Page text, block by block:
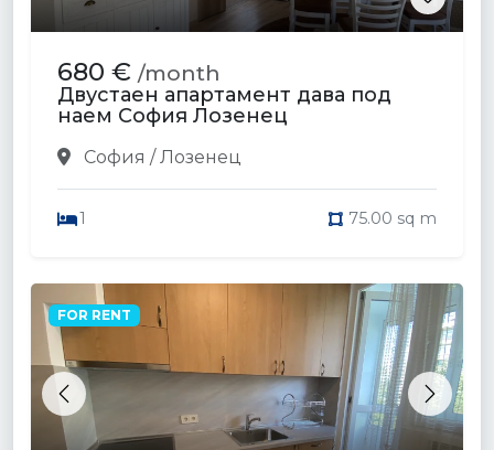
680 € /month
Двустаен апартамент дава под
наем София Лозенец
София / Лозенец
1 75.00 sq m
Previous Next
FOR RENT